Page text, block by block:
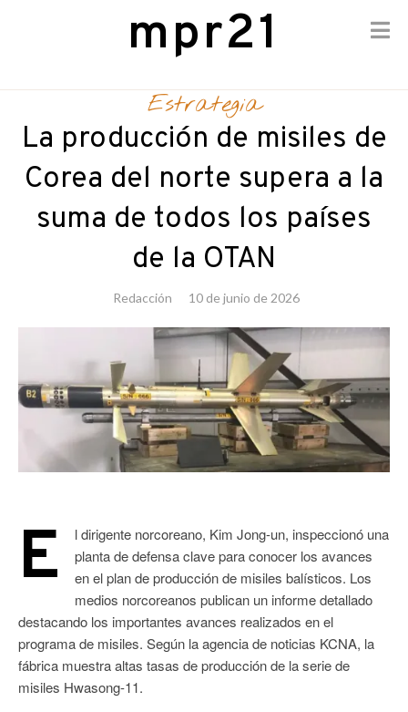
content
mpr21
Estrategia
La producción de misiles de
Corea del norte supera a la
suma de todos los países
de la OTAN
Redacción 10 de junio de 2026
E
l dirigente norcoreano, Kim Jong-un, inspeccionó una
planta de defensa clave para conocer los avances
en el plan de producción de misiles balísticos. Los
medios norcoreanos publican un informe detallado
destacando los importantes avances realizados en el
programa de misiles. Según la agencia de noticias KCNA, la
fábrica muestra altas tasas de producción de la serie de
misiles Hwasong-11.